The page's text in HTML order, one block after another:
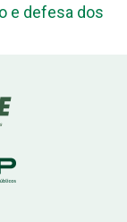
e defesa dos